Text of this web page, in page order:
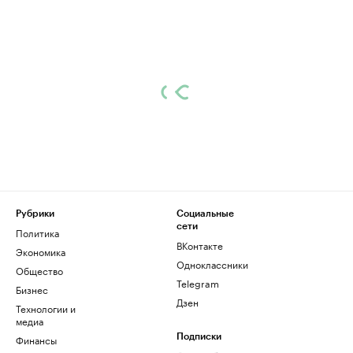
Рубрики
Политика
Экономика
Общество
Бизнес
Технологии и
медиа
Финансы
Социальные
сети
ВКонтакте
Одноклассники
Telegram
Дзен
Подписки